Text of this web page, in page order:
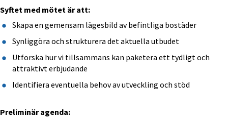
Syftet med mötet är att:
Skapa en gemensam lägesbild av befintliga bostäder
Synliggöra och strukturera det aktuella utbudet
Utforska hur vi tillsammans kan paketera ett tydligt och
attraktivt erbjudande
Identifiera eventuella behov av utveckling och stöd
Preliminär agenda: